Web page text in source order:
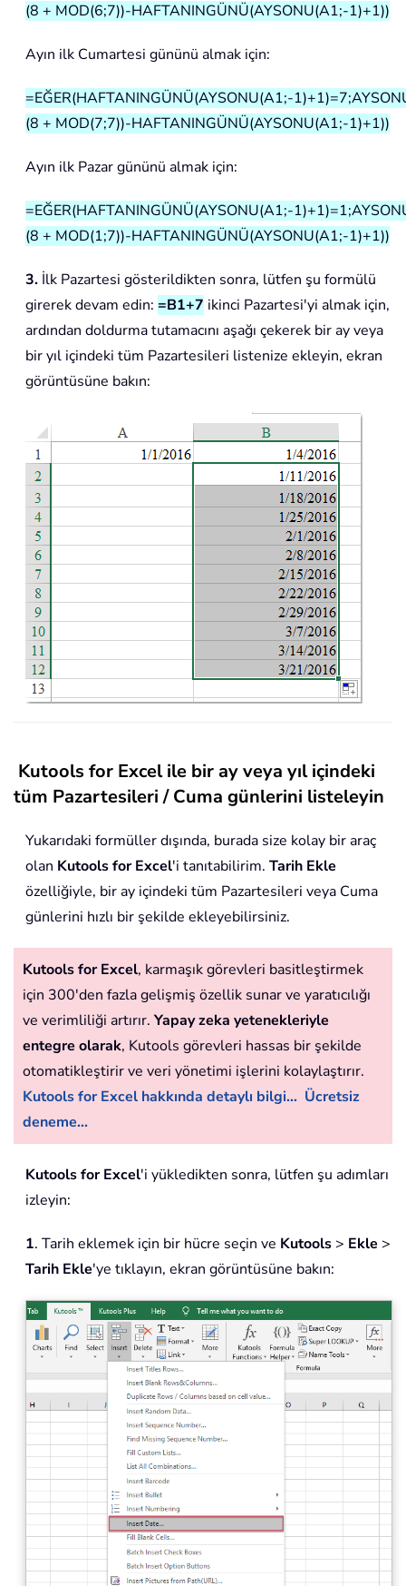
(8 + MOD(6;7))-HAFTANINGÜNÜ(AYSONU(A1;-1)+1))
Ayın ilk Cumartesi gününü almak için:
=EĞER(HAFTANINGÜNÜ(AYSONU(A1;-
(8 + MOD(7;7))-HAFTANINGÜNÜ(AYSONU(A1;-1)+1))
Ayın ilk Pazar gününü almak için:
=EĞER(HAFTANINGÜNÜ(AYSONU(A1;-
(8 + MOD(1;7))-HAFTANINGÜNÜ(AYSONU(A1;-1)+1))
3. İlk Pazartesi gösterildikten sonra, lütfen şu formülü
girerek devam edin: =B1+7 ikinci Pazartesi'yi almak için,
ardından doldurma tutamacını aşağı çekerek bir ay veya
bir yıl içindeki tüm Pazartesileri listenize ekleyin, ekran
görüntüsüne bakın:
Kutools for Excel ile bir ay veya yıl içindeki
tüm Pazartesileri / Cuma günlerini listeleyin
Yukarıdaki formüller dışında, burada size kolay bir araç
olan Kutools for Excel'i tanıtabilirim. Tarih Ekle
özelliğiyle, bir ay içindeki tüm Pazartesileri veya Cuma
günlerini hızlı bir şekilde ekleyebilirsiniz.
Kutools for Excel, karmaşık görevleri basitleştirmek
için 300'den fazla gelişmiş özellik sunar ve yaratıcılığı
ve verimliliği artırır. Yapay zeka yetenekleriyle
entegre olarak, Kutools görevleri hassas bir şekilde
otomatikleştirir ve veri yönetimi işlerini kolaylaştırır.
Kutools for Excel hakkında detaylı bilgi... Ücretsiz
deneme...
Kutools for Excel'i yükledikten sonra, lütfen şu adımları
izleyin:
1. Tarih eklemek için bir hücre seçin ve Kutools > Ekle >
Tarih Ekle'ye tıklayın, ekran görüntüsüne bakın: